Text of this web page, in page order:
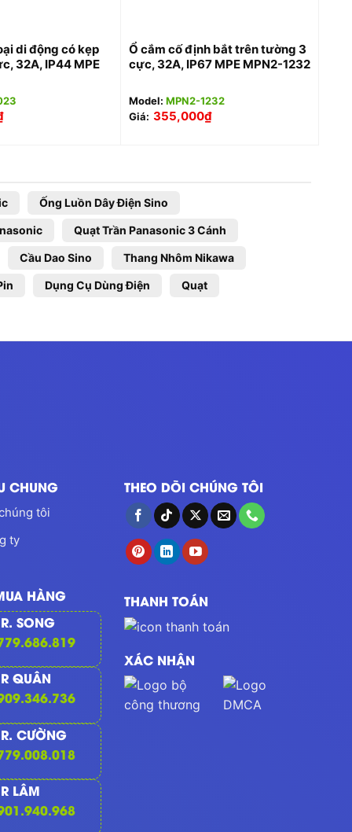
di động có kẹp
32A, IP44 MPE
Ổ cắm cố định bắt trên tường 3
cực, 32A, IP67 MPE MPN2-1232
Model: MPN2-1232
Giá: 355,000₫
Ống Luồn Dây Điện Sino
Quạt Trần Panasonic 3 Cánh
Cầu Dao Sino Thang Nhôm Nikawa
Dụng Cụ Dùng Điện Quạt
CHUNG
tôi
ty
HÀNG
SONG
QUÂN
CƯỜNG
LÂM
THEO DÕI CHÚNG TÔI
THANH TOÁN
XÁC NHẬN